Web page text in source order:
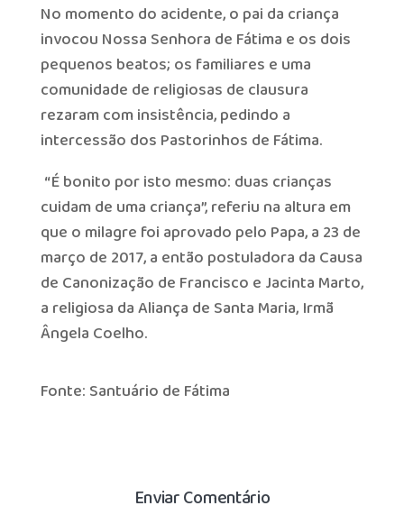
No momento do acidente, o pai da criança
invocou Nossa Senhora de Fátima e os dois
pequenos beatos; os familiares e uma
comunidade de religiosas de clausura
rezaram com insistência, pedindo a
intercessão dos Pastorinhos de Fátima.
“É bonito por isto mesmo: duas crianças
cuidam de uma criança”, referiu na altura em
que o milagre foi aprovado pelo Papa, a 23 de
março de 2017, a então postuladora da Causa
de Canonização de Francisco e Jacinta Marto,
a religiosa da Aliança de Santa Maria, Irmã
Ângela Coelho.
Fonte: Santuário de Fátima
Enviar Comentário